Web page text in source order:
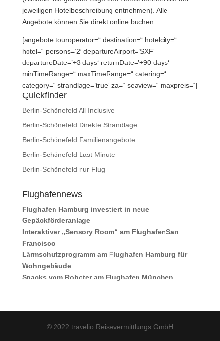
jeweiligen Hotelbeschreibung entnehmen). Alle
Angebote können Sie direkt online buchen.
[angebote touroperator=“ destination=“ hotelcity=“
hotel=“ persons=’2′ departureAirport=’SXF‘
departureDate=’+3 days‘ returnDate=’+90 days‘
minTimeRange=“ maxTimeRange=“ catering=“
category=“ strandlage=’true‘ za=“ seaview=“ maxpreis=“]
Quickfinder
Berlin-Schönefeld All Inclusive
Berlin-Schönefeld Direkte Strandlage
Berlin-Schönefeld Familienangebote
Berlin-Schönefeld Last Minute
Berlin-Schönefeld nur Flug
Flughafennews
Flughafen Hamburg investiert in neue
Gepäckförderanlage
Interaktiver „Sensory Room“ am FlughafenSan
Francisco
Lärmschutzprogramm am Flughafen Hamburg für
Wohngebäude
Snacks vom Roboter am Flughafen München
© 2022 travelio Reisevermittlungs GmbH